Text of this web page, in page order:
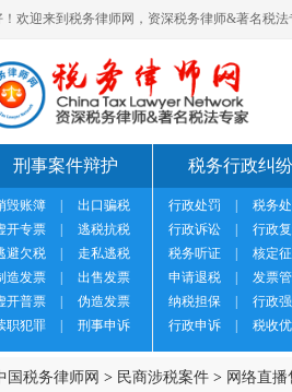
！欢迎来到税务律师网，资深税务律师&著名税
刑事案件辩护
毁账簿
出口骗税
开专票
逃税抗税
避欠税
走私逃税
造发票
出售发票
开普票
伪造发票
职犯罪
刑事申诉
税务行政纠纷
行政处罚
税务
行政诉讼
行政
税务听证
核定
申请退税
发票
纳税担保
行政强
行政申诉
税收
国税务律师网 > 民商涉税案件 > 网络直播